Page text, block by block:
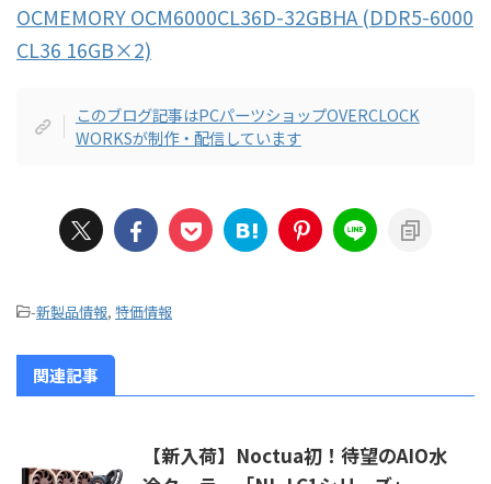
OCMEMORY OCM6000CL36D-32GBHA (DDR5-6000
CL36 16GB×2)
このブログ記事はPCパーツショップOVERCLOCK
WORKSが制作・配信しています
-新製品情報, 特価情報
関連記事
【新入荷】Noctua初！待望のAIO水